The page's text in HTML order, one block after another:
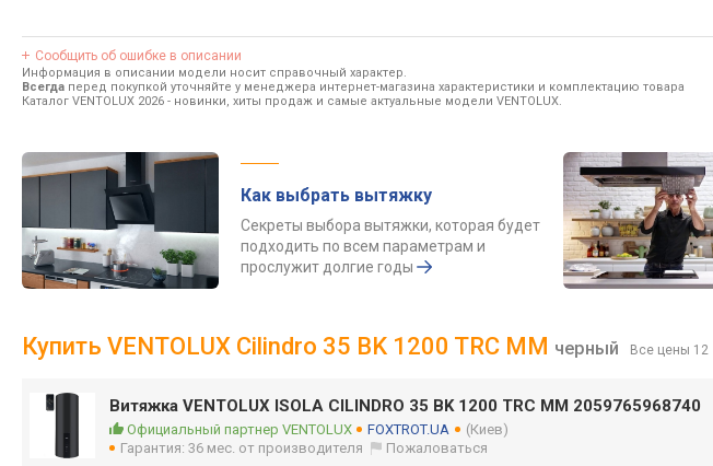
Сообщить об ошибке в описании
Информация в описании модели носит справочный характер.
Всегда перед покупкой уточняйте у менеджера интернет-магазина характеристики и комплектацию товара
Каталог VENTOLUX 2026 - новинки, хиты продаж и самые актуальные модели VENTOLUX.
Как выбрать вытяжку
Секреты выбора вытяжки, которая будет
подходить по всем параметрам и
прослужит долгие годы
Купить VENTOLUX Cilindro 35 BK 1200 TRC MM черный Все цены 12
Витяжка VENTOLUX ISOLA CILINDRO 35 BK 1200 TRC MM 2059765968740
Официальный партнер VENTOLUX FOXTROT.UA
(Киев)
Гарантия: 36 мес. от производителя
Пожаловаться